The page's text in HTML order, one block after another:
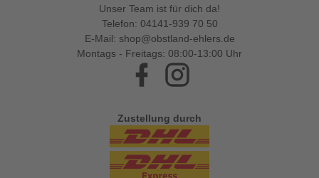
Unser Team ist für dich da!
Telefon: 04141-939 70 50
E-Mail: shop@obstland-ehlers.de
Montags - Freitags: 08:00-13:00 Uhr
Facebook
Zustellung durch